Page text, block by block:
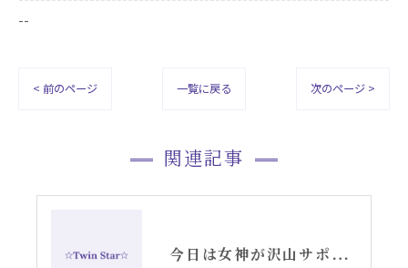
--
< 前のページ 一覧に戻る 次のページ >
関連記事
今日は女神が沢山サポートに来ています〜女神ひーのお知らせ〜